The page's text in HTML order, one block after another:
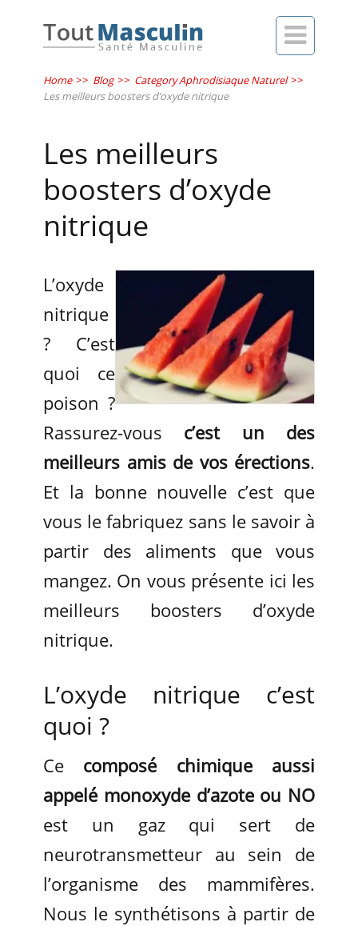

Home >> Blog >> Category Aphrodisiaque Naturel >>
Les meilleurs boosters d’oxyde nitrique
Les meilleurs
boosters d’oxyde
nitrique
L’oxyde
nitrique
? C’est
quoi ce
poison ?
Rassurez-vous c’est un des
meilleurs amis de vos érections.
Et la bonne nouvelle c’est que
vous le fabriquez sans le savoir à
partir des aliments que vous
mangez. On vous présente ici les
meilleurs boosters d’oxyde
nitrique.
L’oxyde nitrique c’est
quoi ?
Ce composé chimique aussi
appelé monoxyde d’azote ou NO
est un gaz qui sert de
neurotransmetteur au sein de
l’organisme des mammifères.
Nous le synthétisons à partir de